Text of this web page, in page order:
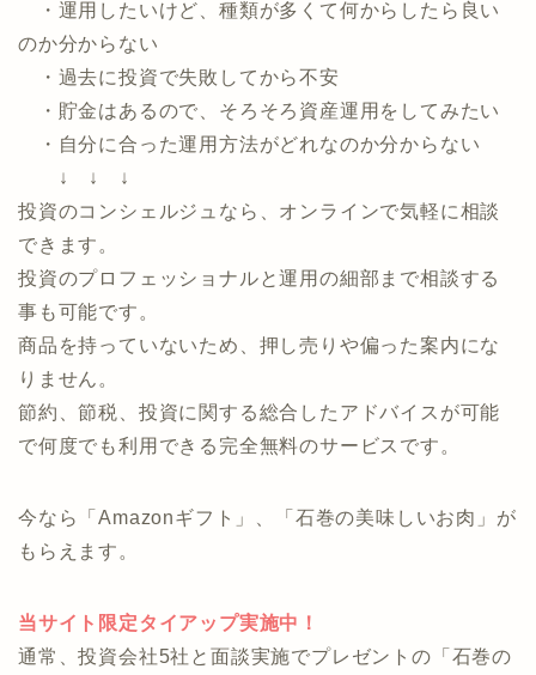
「投資のコンシェルジュ」！今なら面談でAmazon
ギフト最大60,000円分プレゼント！
以下のお悩みがある方におすすめのサービスです。
・運用したいけど、種類が多くて何からしたら良い
・自分に合った運用方法がどれなのか分からない
投資のコンシェルジュなら、オンラインで気軽に相談
事も可能です。
節約、節税、投資に関する総合したアドバイスが可能
で何度でも利用できる完全無料のサービスです。
今なら「Amazonギフト」、「石巻の美味しいお肉」が
もらえます。